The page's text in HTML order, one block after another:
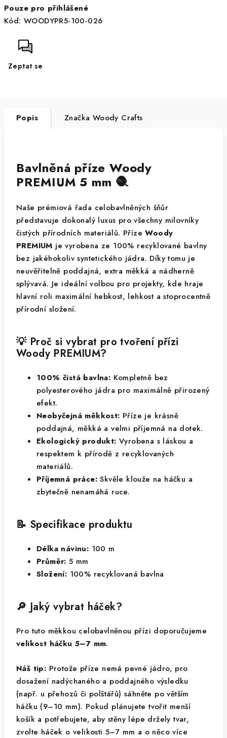
cena:
Pouze pro přihlášené
Kód: WOODYPR5-100-026
Zeptat se
Popis Značka Woody Crafts
Bavlněná příze Woody
PREMIUM 5 mm 🧶
Naše prémiová řada celobavlněných šňůr
představuje dokonalý luxus pro všechny milovníky
čistých přírodních materiálů. PřízeWoody
PREMIUM je vyrobena ze 100% recyklované bavlny
bez jakéhokoliv syntetického jádra. Díky tomu je
neuvěřitelně poddajná, extra měkká a nádherně
splývavá. Je ideální volbou pro projekty, kde hraje
hlavní roli maximální hebkost, lehkost a stoprocentně
přírodní složení.
💡 Proč si vybrat pro tvoření přízi
Woody PREMIUM?
100% čistá bavlna: Kompletně bez
polyesterového jádra pro maximálně přirozený
efekt.
Neobyčejná měkkost: Příze je krásně
poddajná, měkká a velmi příjemná na dotek.
Ekologický produkt: Vyrobena s láskou a
respektem k přírodě z recyklovaných
materiálů.
Příjemná práce: Skvěle klouže na háčku a
zbytečně nenamáhá ruce.
📝 Specifikace produktu
Délka návinu: 100 m
Průměr: 5 mm
Složení: 100% recyklovaná bavlna
🔎 Jaký vybrat háček?
Pro tuto měkkou celobavlněnou přízi doporučujeme
velikost háčku 5–7 mm.
Náš tip: Protože příze nemá pevné jádro, pro
dosažení nadýchaného a poddajného výsledku
(např. u přehozů či polštářů) sáhněte po větším
háčku (9–10 mm). Pokud plánujete tvořit menší
košík a potřebujete, aby stěny lépe držely tvar,
zvolte háček o velikosti 5–7 mm a o něco více